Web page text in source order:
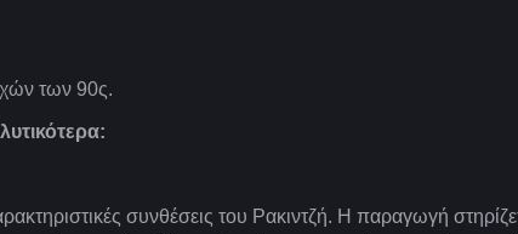
των 90ς.
συνθέσεις του Ρακιντζή. Η παραγωγή